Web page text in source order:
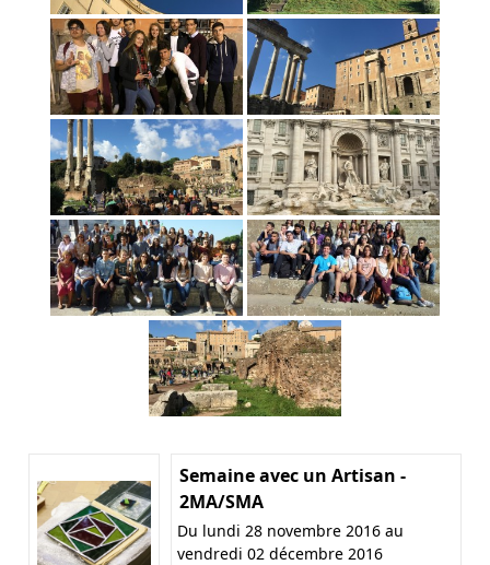
Semaine avec un Artisan -
2MA/SMA
Du lundi 28 novembre 2016 au
vendredi 02 décembre 2016